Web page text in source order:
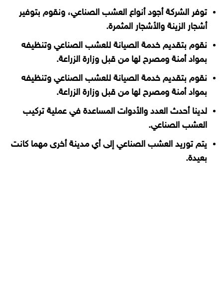
توفر الشركة أجود أنواع العشب الصناعي، ونقوم بتوفير
أشجار الزينة والأشجار المثمرة.
نقوم بتقديم خدمة الصيانة للعشب الصناعي وتنظيفه
بمواد أمنة ومصرح لها من قبل وزارة الزراعة.
نقوم بتقديم خدمة الصيانة للعشب الصناعي وتنظيفه
بمواد أمنة ومصرح لها من قبل وزارة الزراعة.
لدينا أحدث العدد والأدوات المساعدة في عملية تركيب
العشب الصناعي.
يتم توريد العشب الصناعي إلى أي مدينة أخرى مهما كانت
بعيدة.